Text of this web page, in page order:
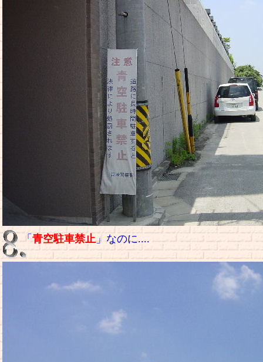
「青空駐車禁止 」なのに....